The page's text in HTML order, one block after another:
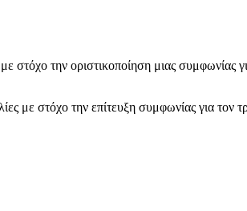
την οριστικοποίηση μιας συμφωνίας
με στόχο την επίτευξη συμφωνίας για